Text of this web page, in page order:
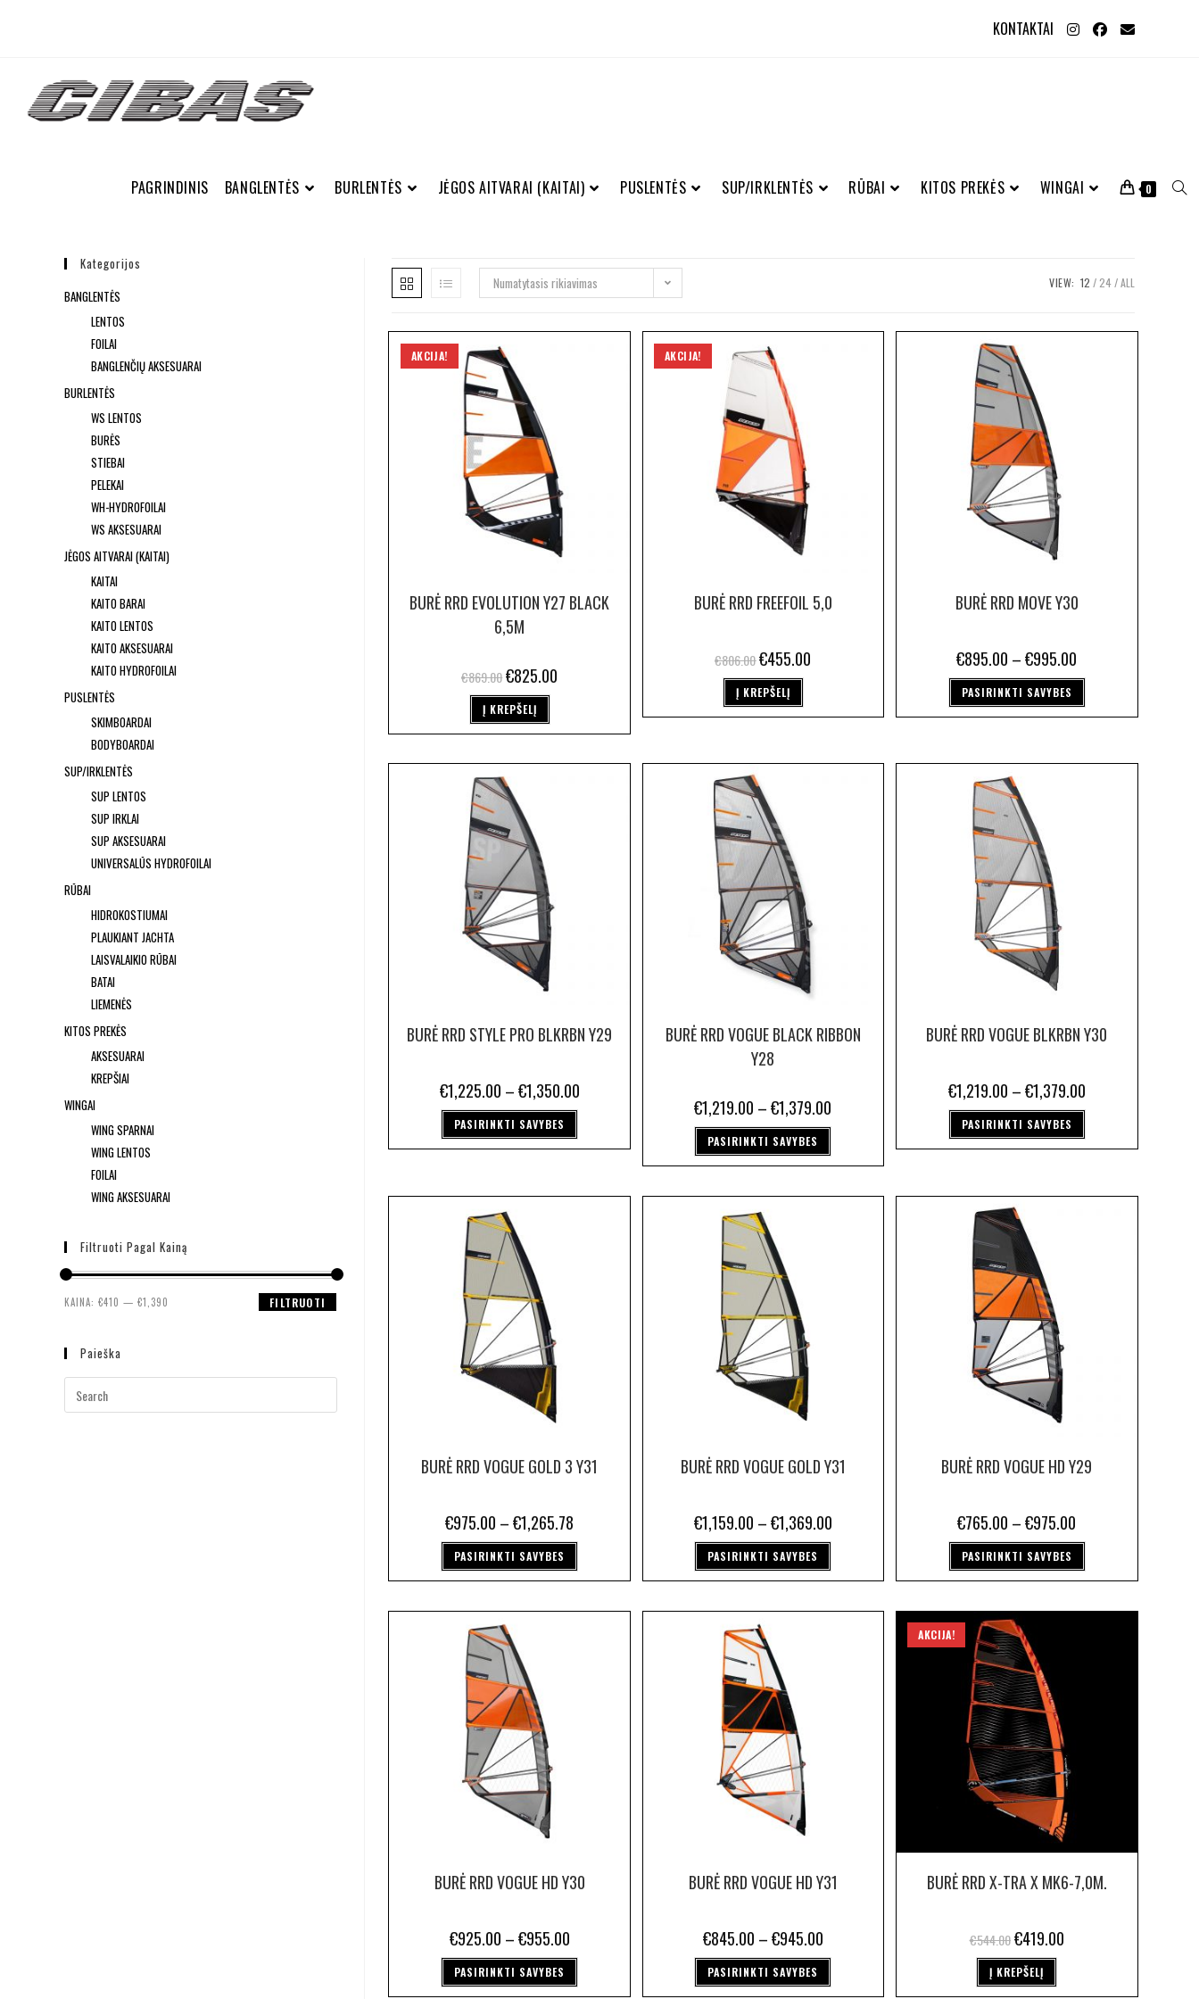
KONTAKTAI
PAGRINDINIS BANGLENTĖS BURLENTĖS JĖGOS AITVARAI (KAITAI) PUSLENTĖS SUP/IRKLENTĖS RŪBAI KITOS PREKĖS WINGAI 0
Numatytasis rikiavimas VIEW: 12 24 ALL
AKCIJA!
BURĖ RRD EVOLUTION Y27 BLACK
6,5M
€869.00€825.00
Į KREPŠELĮ
AKCIJA!
BURĖ RRD FREEFOIL 5,0
€806.00€455.00
Į KREPŠELĮ
BURĖ RRD MOVE Y30
€895.00 –€995.00
PASIRINKTI SAVYBES
BURĖ RRD STYLE PRO BLKRBN Y29
€1,225.00 –€1,350.00
PASIRINKTI SAVYBES
BURĖ RRD VOGUE BLACK RIBBON
Y28
€1,219.00 –€1,379.00
PASIRINKTI SAVYBES
BURĖ RRD VOGUE BLKRBN Y30
€1,219.00 –€1,379.00
PASIRINKTI SAVYBES
BURĖ RRD VOGUE GOLD 3 Y31
€975.00 –€1,265.78
PASIRINKTI SAVYBES
BURĖ RRD VOGUE GOLD Y31
€1,159.00 –€1,369.00
PASIRINKTI SAVYBES
BURĖ RRD VOGUE HD Y29
€765.00 –€975.00
PASIRINKTI SAVYBES
BURĖ RRD VOGUE HD Y30
€925.00 –€955.00
PASIRINKTI SAVYBES
BURĖ RRD VOGUE HD Y31
€845.00 –€945.00
PASIRINKTI SAVYBES
AKCIJA!
BURĖ RRD X-TRA X MK6-7,0M.
€544.00 €419.00
Į KREPŠELĮ
Kategorijos
BANGLENTĖS
LENTOS
FOILAI
BANGLENČIŲ AKSESUARAI
BURLENTĖS
WS LENTOS
BURĖS
STIEBAI
PELEKAI
WH-HYDROFOILAI
WS AKSESUARAI
JĖGOS AITVARAI (KAITAI)
KAITAI
KAITO BARAI
KAITO LENTOS
KAITO AKSESUARAI
KAITO HYDROFOILAI
PUSLENTĖS
SKIMBOARDAI
BODYBOARDAI
SUP/IRKLENTĖS
SUP LENTOS
SUP IRKLAI
SUP AKSESUARAI
UNIVERSALŪS HYDROFOILAI
RŪBAI
HIDROKOSTIUMAI
PLAUKIANT JACHTA
LAISVALAIKIO RŪBAI
BATAI
LIEMENĖS
KITOS PREKĖS
AKSESUARAI
KREPŠIAI
WINGAI
WING SPARNAI
WING LENTOS
FOILAI
WING AKSESUARAI
Filtruoti Pagal Kainą
FILTRUOTI
KAINA: €410 — €1,390
Paieška